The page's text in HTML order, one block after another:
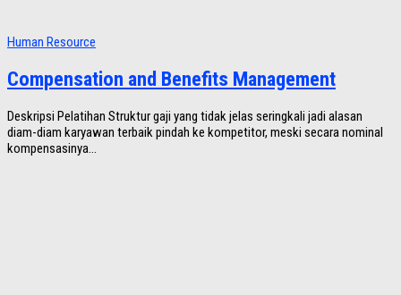
Human Resource
Compensation and Benefits Management
Deskripsi Pelatihan Struktur gaji yang tidak jelas seringkali jadi alasan
diam-diam karyawan terbaik pindah ke kompetitor, meski secara nominal
kompensasinya...